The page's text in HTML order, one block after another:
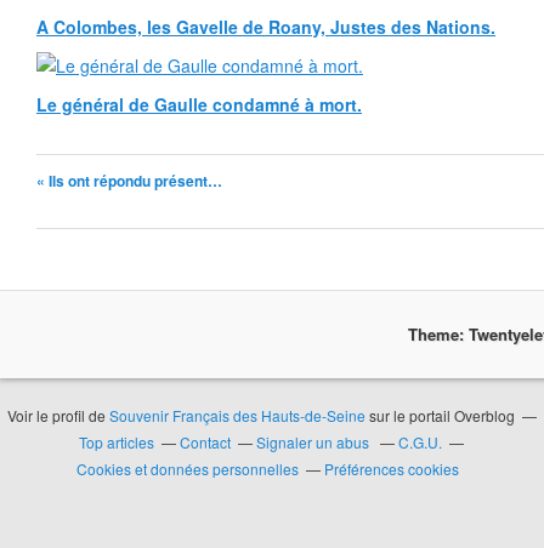
A Colombes, les Gavelle de Roany, Justes des Nations.
Le général de Gaulle condamné à mort.
« Ils ont répondu présent…
Theme:
Voir le profil de Souvenir Français des Hauts-de-Seine sur le portail Overblog
Top articles
Contact Signaler un abus
C.G.U.
Cookies et données personnelles
Préférences cookies